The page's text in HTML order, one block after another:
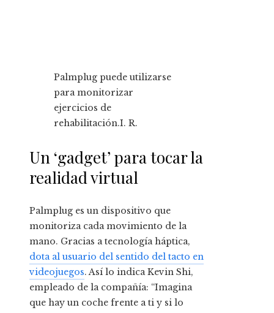
Palmplug puede utilizarse
para monitorizar
ejercicios de
rehabilitación.I. R.
Un ‘gadget’ para tocar la
realidad virtual
Palmplug es un dispositivo que
monitoriza cada movimiento de la
mano. Gracias a tecnología háptica,
dota al usuario del sentido del tacto en
videojuegos. Así lo indica Kevin Shi,
empleado de la compañía: “Imagina
que hay un coche frente a ti y si lo